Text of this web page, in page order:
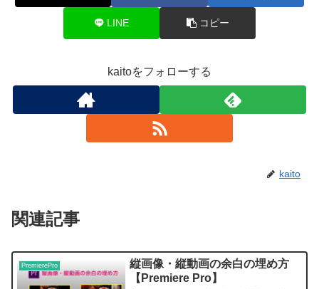
LINE コピー
kaitoをフォローする
kaito
関連記事
PremierePro
縦画像・縦動画の余白の埋め方
【Premiere Pro】